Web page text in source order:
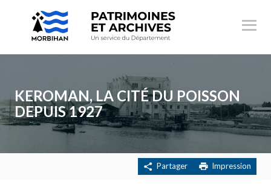
le
KEROMAN, LA CITÉ DU POISSON
DEPUIS 1927
Partager Impression